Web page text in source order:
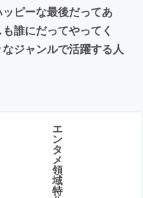
ピーな最後だってあ
誰にだってやってく
ジャンルで活躍する人
エ
ン
タ
メ
領
域
特